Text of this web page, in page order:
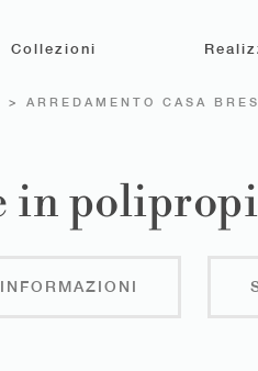
Collezioni
> ARREDAMENTO CASA
in